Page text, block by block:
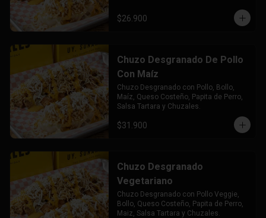
$26.900
Chuzo Desgranado De Pollo
Con Maíz
Chuzo Desgranado con Pollo, Bollo,
Maíz, Queso Costeño, Papita de Perro,
Salsa Tartara y Chuzales.
$31.900
Chuzo Desgranado
Vegetariano
Chuzo Desgranado con Pollo Veggie,
Bollo, Queso Costeño, Papita de Perro,
Maiz, Salsa Tartara y Chuzales.